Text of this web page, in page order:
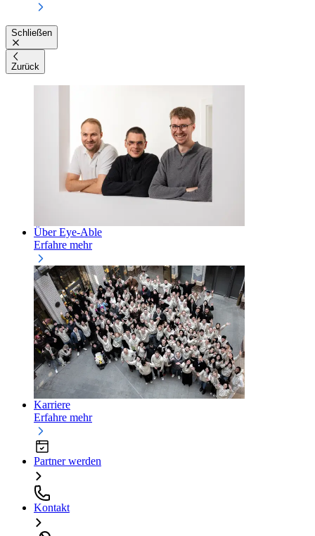
Schließen
Zurück
Über Eye-Able
Erfahre mehr
Karriere
Erfahre mehr
Partner werden
Kontakt